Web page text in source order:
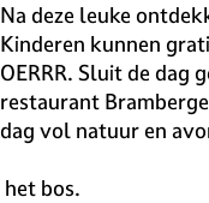
Na deze leuke
Kinderen kunnen
OERRR. Sluit de dag
restaurant
dag vol natuur en
het bos.